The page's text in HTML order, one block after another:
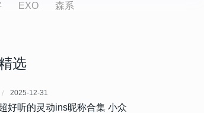
EXO 森系
选
2025-12-31
好听的灵动ins昵称合集 小众